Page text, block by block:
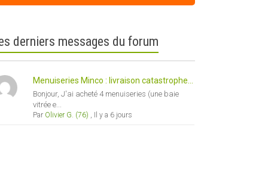
derniers messages du forum
Menuiseries Minco : livraison catastrophe...
Bonjour, J'ai acheté 4 menuiseries (une baie
vitrée e...
Par Olivier G. (76) Il y a 6 jours